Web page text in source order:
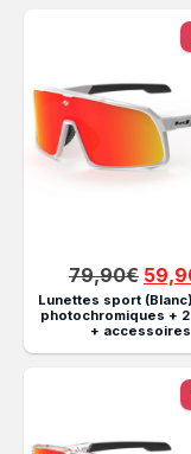
79,90€ Le
prix
initial
Lunettes sport
photochromiques +
+ accessoires